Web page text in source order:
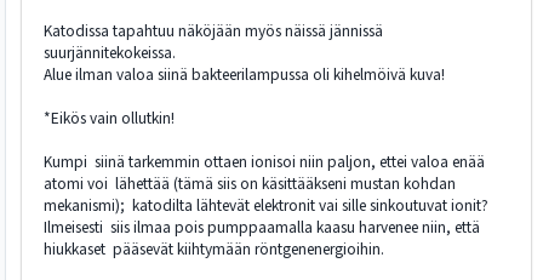
Katodissa tapahtuu näköjään myös näissä jännissä
suurjännitekokeissa.
Alue ilman valoa siinä bakteerilampussa oli kihelmöivä kuva!
*Eikös vain ollutkin!
Kumpi siinä tarkemmin ottaen ionisoi niin paljon, ettei valoa enää
atomi voi lähettää (tämä siis on käsittääkseni mustan kohdan
mekanismi); katodilta lähtevät elektronit vai sille sinkoutuvat ionit?
Ilmeisesti siis ilmaa pois pumppaamalla kaasu harvenee niin, että
hiukkaset pääsevät kiihtymään röntgenenergioihin.